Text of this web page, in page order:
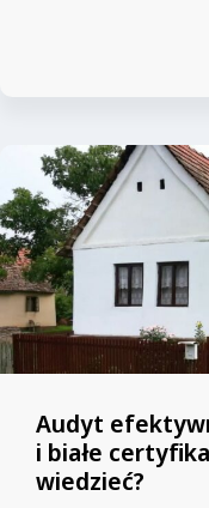
Audyt
i białe
wiedzieć?